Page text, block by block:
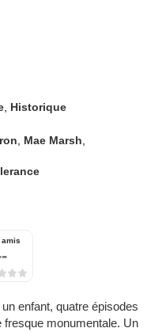
Historique
Mae Marsh
amis
enfant, quatre épisodes
monumentale. Un